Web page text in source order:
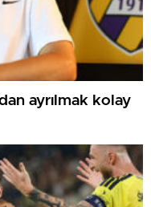
ayrılmak kolay